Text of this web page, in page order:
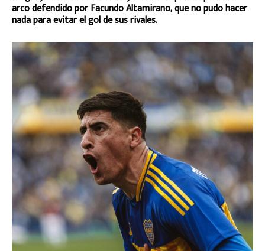
arco defendido por Facundo Altamirano, que no pudo hacer
nada para evitar el gol de sus rivales.